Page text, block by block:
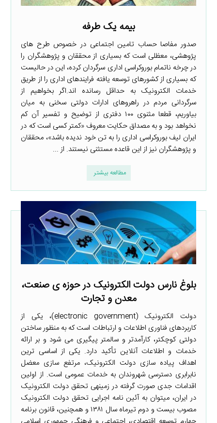
بیمه یک طرفه
صدور مفاصا حساب تامین اجتماعی در خصوص طرح های
پژوهشی، معظلی است که بسیاری از محققان و پژوهشگران را
در چرخه ناتمام بوروکراسی اداری سرگردان کرده، این در حالیست
که بسیاری از کشورهای توسعه یافته فرایندهای اداری را از طریق
خدمات الکترونیک به حداقل رسانده اند.اگر بخواهیم از
سرگردانی مردم در راهروهای ادارات دولتی سخنی به میان
بیاوریم، قطعا مثنوی ۱۰۰ دفتری از توضیح و تفسیر آن کم
نخواهد بود و به مصداق حکایت معروف «کمتر کسی است که در
ایران لیف بوروکراسی اداری را به تن خود ندیده باشد»، محققان
و پژوهشگران نیز از این قاعده مستثنی نیستند. از ...
مطالعه بیشتر
بلوغ نارس دولت الکترونیک در حوزه­ ی صنعت،
معدن و تجارت
دولت الکترونیک (electronic government)، یکی از
کاربردهای فناوری اطلاعات و ارتباطات است که به­ منظور ساختن
دولتی کوچکتر، کارآمدتر و سالم­تر پیگیری می­ شود و بر ارائه
خدمات و اطلاعات آنلاین تأکید دارد. یکی از اساسی­ ترین
اهداف پیاده­ سازی دولت الکترونیک، مرتفع­ سازی معضل
نابرابری دسترسی شهروندان به خدمات عمومی است. از اولین
اقدامات جدی صورت گرفته در زمینه­ی تحقق دولت الکترونیک
در ایران، می­توان به آئین­ نامه اجرایی تحقق دولت الکترونیک
مصوب بیست و دوم تیرماه سال ۱۳۸۱ و همچنین، قانون برنامه